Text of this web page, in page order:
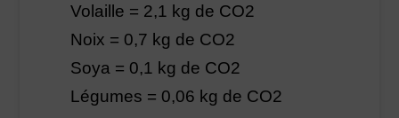
Volaille = 2,1 kg de CO2
Noix = 0,7 kg de CO2
Soya = 0,1 kg de CO2
Légumes = 0,06 kg de CO2